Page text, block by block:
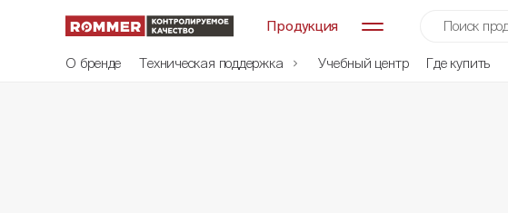
Продукция
О бренде
Техническая поддержка Учебный центр Где купить